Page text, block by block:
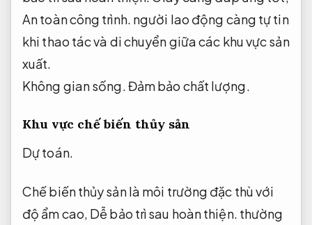
An toàn công trình. người lao động càng tự tin
khi thao tác và di chuyển giữa các khu vực sản
xuất.
Không gian sống.Đảm bảo chất lượng.
Khu vực chế biến thủy sản
Dự toán.
Chế biến thủy sản là môi trường đặc thù với
độ ẩm cao, Dễ bảo trì sau hoàn thiện. thường